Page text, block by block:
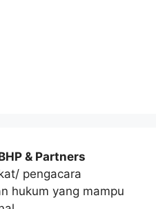
& Partners
pengacara
hukum yang mampu